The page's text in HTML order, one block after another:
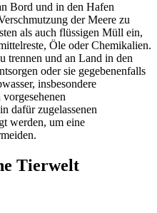
Bord und in den Hafen
der Meere zu
als auch flüssigen Müll ein,
Öle oder Chemikalien.
trennen und an Land in den
oder sie gegebenenfalls
insbesondere
dafür zugelassenen
werden, um eine
Tierwelt